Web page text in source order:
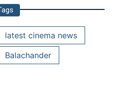
latest cinema news
Balachander